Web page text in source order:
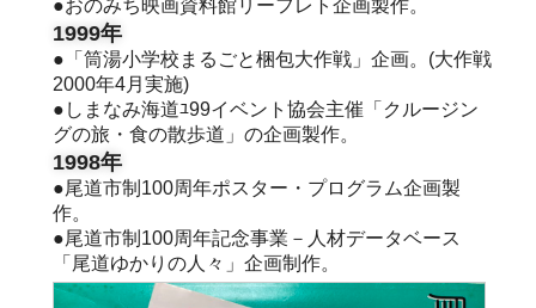
●おのみち映画資料館リーフレト企画製作。
1999年
●「筒湯小学校まるごと梱包大作戦」企画。(大作戦
2000年4月実施)
●しまなみ海道ﾕ99イベント協会主催「クルージン
グの旅・食の散歩道」の企画製作。
1998年
●尾道市制100周年ポスター・プログラム企画製
作。
●尾道市制100周年記念事業－人材データベース
「尾道ゆかりの人々」企画制作。